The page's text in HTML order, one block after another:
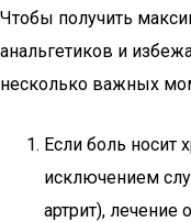
Чтобы получить
анальгетиков и
несколько важных
Если боль носит
исключением
артрит),